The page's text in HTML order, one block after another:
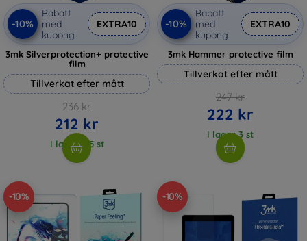
-10%
Rabatt
med
kupong
EXTRA10
3mk Silverprotection+ protective
film
Tillverkat efter mått
236 kr
212 kr
I lager > 5 st
-10%
Rabatt
med
kupong
EXTRA10
3mk Hammer protective film
Tillverkat efter mått
247 kr
222 kr
I lager 3 st
-10% -10%